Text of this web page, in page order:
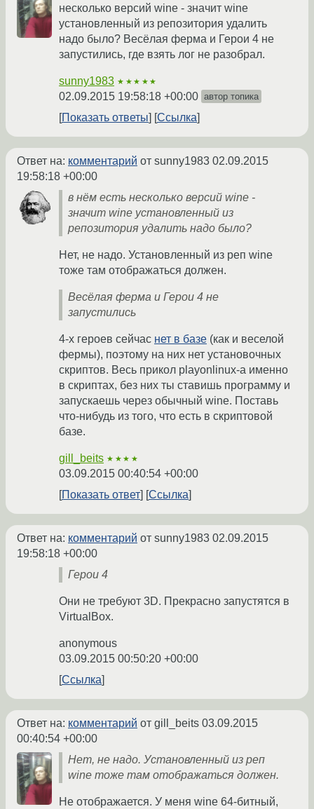
несколько версий wine - значит wine
установленный из репозитория удалить
надо было? Весёлая ферма и Герои 4 не
запустились, где взять лог не разобрал.
sunny1983 ★★★★★
02.09.2015 19:58:18 +00:00 автор топика
Показать ответы Ссылка
Ответ на: комментарий от sunny1983 02.09.2015
19:58:18 +00:00
в нём есть несколько версий wine -
значит wine установленный из
репозитория удалить надо было?
Нет, не надо. Установленный из реп wine
тоже там отображаться должен.
Весёлая ферма и Герои 4 не
запустились
4-х героев сейчас нет в базе (как и веселой
фермы), поэтому на них нет установочных
скриптов. Весь прикол playonlinux-а именно
в скриптах, без них ты ставишь программу и
запускаешь через обычный wine. Поставь
что-нибудь из того, что есть в скриптовой
базе.
gill_beits ★★★★
03.09.2015 00:40:54 +00:00
Показать ответ
Ссылка
Ответ на: комментарий от sunny1983 02.09.2015
19:58:18 +00:00
Герои 4
Они не требуют 3D. Прекрасно запустятся в
VirtualBox.
anonymous
03.09.2015 00:50:20 +00:00
Ссылка
Ответ на: комментарий от gill_beits 03.09.2015
00:40:54 +00:00
Нет, не надо. Установленный из реп
wine тоже там отображаться должен.
Не отображается. У меня wine 64-битный,